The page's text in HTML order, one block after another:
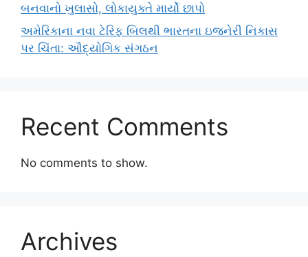
બનવાનો ખુલાસો, લોકાયુક્તે માર્યો છાપો
અમેરિકાના નવા ટેરિફ બિલથી ભારતના ઇજનેરી નિકાસ
પર ચિંતા: ઔદ્યોગિક સંગઠન
Recent Comments
No comments to show.
Archives